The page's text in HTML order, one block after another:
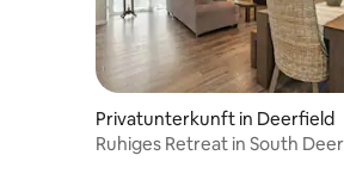
Privatunterkunft in Deerfield
Ruhiges Retreat in South